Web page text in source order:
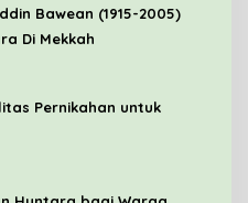
Bawean (1915-2005)
Di Mekkah
Pernikahan untuk